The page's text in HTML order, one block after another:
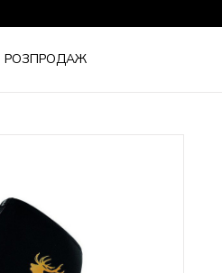
РОЗПРОДАЖ